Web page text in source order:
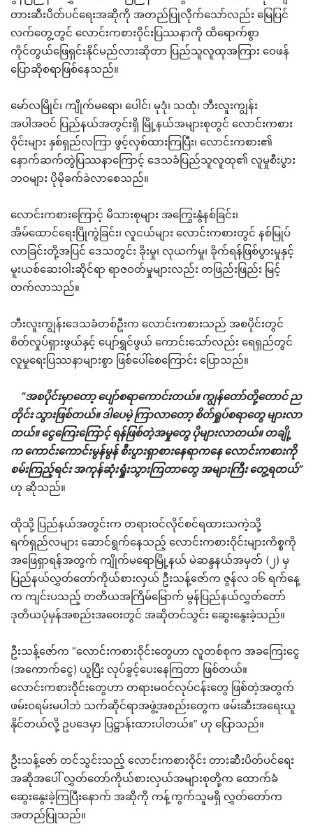
တားဆီးပိတ်ပင်ရေးအဆိုကို အတည်ပြုလိုက်သော်လည်း မြေပြင်
လက်တွေ့တွင် လောင်းကစားဝိုင်းပြဿနာကို ထိရောက်စွာ
ကိုင်တွယ်ဖြေရှင်းနိုင်မည်လားဆိုတာ ပြည်သူလူထုအကြား ဝေဖန်
ပြောဆိုစရာဖြစ်နေသည်။
မော်လမြိုင်၊ ကျိုက်မရော၊ ပေါင်၊ မုဒုံ၊ သထုံ၊ ဘီးလူးကျွန်း
အပါအဝင် ပြည်နယ်အတွင်းရှိ မြို့နယ်အများစုတွင် လောင်းကစား
ဝိုင်းများ နှစ်ရှည်လကြာ ဖွင့်လှစ်ထားကြပြီး၊ လောင်းကစား၏
နောက်ဆက်တွဲပြဿနာကြောင့် ဒေသခံပြည်သူလူထု၏ လူမှုစီးပွား
ဘဝများ ပိုမိုခက်ခဲလာစေသည်။
လောင်းကစားကြောင့် မိသားစုများ အကြွေးနွံနစ်ခြင်း၊
အိမ်ထောင်ရေးပြိုကွဲခြင်း၊ လူငယ်များ လောင်းကစားတွင် နစ်မြုပ်
လာခြင်းတို့အပြင် ဒေသတွင်း ခိုးမှု၊ လုယက်မှု၊ ခိုက်ရန်ဖြစ်ပွားမှုနှင့်
မူးယစ်ဆေးဝါးဆိုင်ရာ ရာဇဝတ်မှုများလည်း တဖြည်းဖြည်း မြင့်
တက်လာသည်။
ဘီးလူးကျွန်းဒေသခံတစ်ဦးက လောင်းကစားသည် အစပိုင်းတွင်
စိတ်လှုပ်ရှားဖွယ်နှင့် ပျော်ရွှင်ဖွယ် ကောင်းသော်လည်း ရေရှည်တွင်
လူမှုရေးပြဿနာများစွာ ဖြစ်ပေါ်စေကြောင်း ပြောသည်။
“အစပိုင်းမှာတော့ ပျော်စရာကောင်းတယ်။ ကျွန်တော်တို့တောင် ည
တိုင်း သွားဖြစ်တယ်။ ဒါပေမဲ့ ကြာလာတော့ စိတ်ရှုပ်စရာတွေ များလာ
တယ်။ ငွေကြေးကြောင့် ရန်ဖြစ်တဲ့အမှုတွေ ပိုများလာတယ်။ တချို့
က ကောင်းကောင်းမွန်မွန် စီးပွားရှာစားနေရာကနေ လောင်းကစားကို
စမ်းကြည့်ရင်း အကုန်ဆုံးရှုံးသွားကြတာတွေ အများကြီး တွေ့ရတယ်”
ဟု ဆိုသည်။
ထိုသို့ ပြည်နယ်အတွင်းက တရားဝင်လိုင်စင်ရထားသကဲ့သို့
ရက်ရှည်လများ ဆောင်ရွက်နေသည့် လောင်းကစားဝိုင်းများကိစ္စကို
အဖြေရှာရန်အတွက် ကျိုက်မရောမြို့နယ် မဲဆန္ဒနယ်အမှတ် (၂) မှ
ပြည်နယ်လွှတ်တော်ကိုယ်စားလှယ် ဦးသန့်ဇော်က ဇွန်လ ၁၆ ရက်နေ့
က ကျင်းပသည့် တတိယအကြိမ်မြောက် မွန်ပြည်နယ်လွှတ်တော်
ဒုတိယပုံမှန်အစည်းအဝေးတွင် အဆိုတင်သွင်း ဆွေးနွေးခဲ့သည်။
ဦးသန့်ဇော်က “လောင်းကစားဝိုင်းတွေဟာ လူတစ်စုက အခကြေးငွေ
(အကောက်ငွေ) ယူပြီး လုပ်ခွင့်ပေးနေကြတာ ဖြစ်တယ်။
လောင်းကစားဝိုင်းတွေဟာ တရားမဝင်လုပ်ငန်းတွေ ဖြစ်တဲ့အတွက်
ဖမ်းဝရမ်းမပါဘဲ သက်ဆိုင်ရာအဖွဲ့အစည်းတွေက ဖမ်းဆီးအရေးယူ
နိုင်တယ်လို့ ဥပဒေမှာ ပြဋ္ဌာန်းထားပါတယ်။” ဟု ပြောသည်။
ဦးသန့်ဇော် တင်သွင်းသည့် လောင်းကစားဝိုင်း တားဆီးပိတ်ပင်ရေး
အဆိုအပေါ် လွှတ်တော်ကိုယ်စားလှယ်အများစုတို့က ထောက်ခံ
ဆွေးနွေးခဲ့ကြပြီးနောက် အဆိုကို ကန့်ကွက်သူမရှိ လွှတ်တော်က
အတည်ပြုသည်။